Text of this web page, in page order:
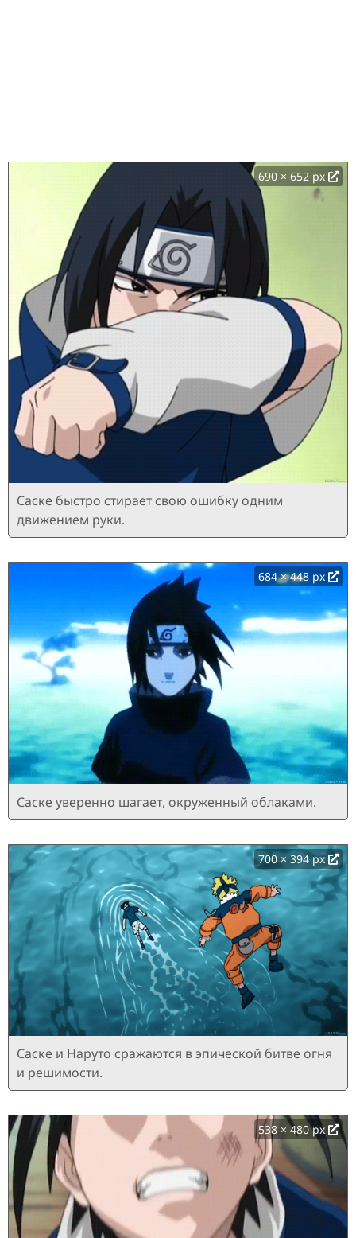
690 × 652 px
Саске быстро стирает свою ошибку одним
движением руки.
684 × 448 px
Саске уверенно шагает, окруженный облаками.
700 × 394 px
Саске и Наруто сражаются в эпической битве огня
и решимости.
538 × 480 px